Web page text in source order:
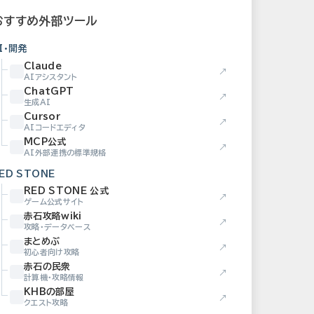
すすめ外部ツール
開発
Claude
AIアシスタント
↗
ChatGPT
生成AI
↗
Cursor
AIコードエディタ
↗
MCP公式
AI外部連携の標準規格
↗
STONE
RED STONE 公式
ゲーム公式サイト
↗
赤石攻略wiki
攻略・データベース
↗
まとめぶ
初心者向け攻略
↗
赤石の民衆
計算機・攻略情報
↗
KHBの部屋
クエスト攻略
↗